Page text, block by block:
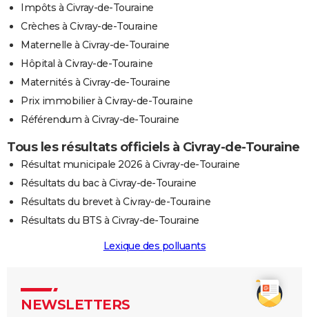
Impôts à Civray-de-Touraine
Crèches à Civray-de-Touraine
Maternelle à Civray-de-Touraine
Hôpital à Civray-de-Touraine
Maternités à Civray-de-Touraine
Prix immobilier à Civray-de-Touraine
Référendum à Civray-de-Touraine
Tous les résultats officiels à Civray-de-Touraine
Résultat municipale 2026 à Civray-de-Touraine
Résultats du bac à Civray-de-Touraine
Résultats du brevet à Civray-de-Touraine
Résultats du BTS à Civray-de-Touraine
Lexique des polluants
NEWSLETTERS